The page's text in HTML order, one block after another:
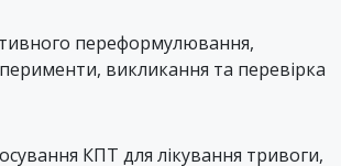
переформулювання,
викликання та перевірка
КПТ для лікування тривоги,